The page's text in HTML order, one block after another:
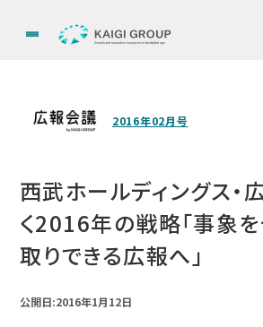
2016年02月号
西武ホールディングス・
く2016年の戦略「事象を
取りできる広報へ」
公開日:2016年1月12日